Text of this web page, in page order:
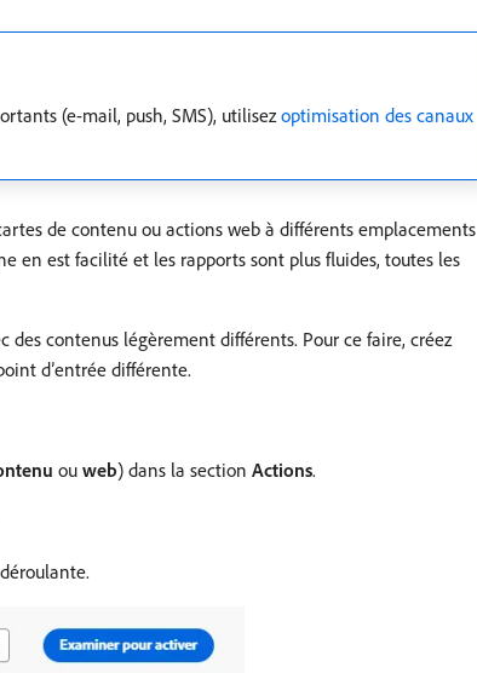
(e-mail, push, SMS), utilisezoptimisation des canaux
de contenu ou actions web à différents emplacements
en est facilité et les rapports sont plus fluides, toutes les
des contenus légèrement différents. Pour ce faire, créez
d’entrée différente.
ou web) dans la section Actions.